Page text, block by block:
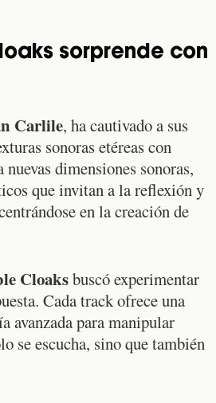
sorprende con
Carlile, ha cautivado a sus
sonoras etéreas con
dimensiones sonoras,
que invitan a la reflexión y
en la creación de
Cloaksbuscó experimentar
Cada track ofrece una
avanzada para manipular
se escucha, sino que también